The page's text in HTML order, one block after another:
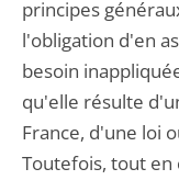
principes
l'obligation d'en
besoin
qu'elle résulte
France, d'une loi
Toutefois, tout